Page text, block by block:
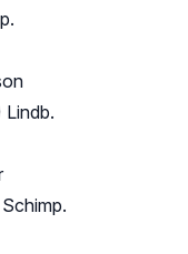
Lindb.